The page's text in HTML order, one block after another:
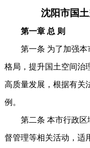
沈阳市国
第一章 总 则
第一条 为了加强本
格局，提升国土空间治
高质量发展，根据有关
例。
第二条 本市行政区
督管理等相关活动，适